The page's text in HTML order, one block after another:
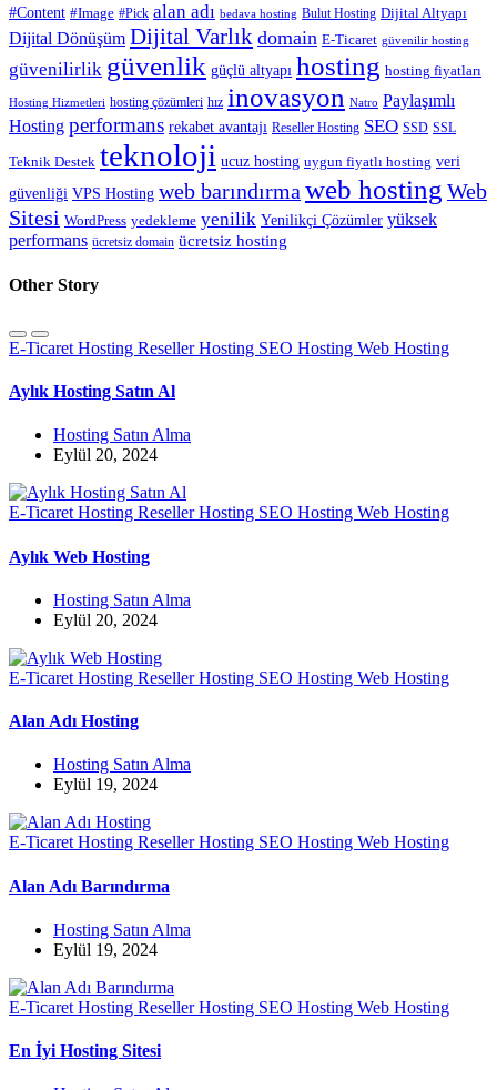
#Content #Image #Pick alan adı bedava hosting Bulut Hosting Dijital Altyapı
Dijital Dönüşüm Dijital Varlık domain E-Ticaret güvenilir hosting
güvenilirlik güvenlik güçlü altyapı hosting hosting fiyatları
Hosting Hizmetleri hosting çözümleri hız inovasyon Natro Paylaşımlı
Hosting performans rekabet avantajı Reseller Hosting SEO SSD SSL
Teknik Destek teknoloji ucuz hosting uygun fiyatlı hosting veri
güvenliği VPS Hosting web barındırma web hosting Web
Sitesi WordPress yedekleme yenilik Yenilikçi Çözümler yüksek
performans ücretsiz domain ücretsiz hosting
Other Story
E-Ticaret Hosting Reseller Hosting SEO Hosting Web Hosting
Aylık Hosting Satın Al
Hosting Satın Alma
Eylül 20, 2024
E-Ticaret Hosting Reseller Hosting SEO Hosting Web Hosting
Aylık Web Hosting
Hosting Satın Alma
Eylül 20, 2024
E-Ticaret Hosting Reseller Hosting SEO Hosting Web Hosting
Alan Adı Hosting
Hosting Satın Alma
Eylül 19, 2024
E-Ticaret Hosting Reseller Hosting SEO Hosting Web Hosting
Alan Adı Barındırma
Hosting Satın Alma
Eylül 19, 2024
E-Ticaret Hosting Reseller Hosting SEO Hosting Web Hosting
En İyi Hosting Sitesi